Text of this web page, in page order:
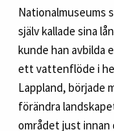
Nationalmuseums
själv kallade sina
kunde han avbilda
ett vattenflöde i
Lappland, började
förändra
området just innan